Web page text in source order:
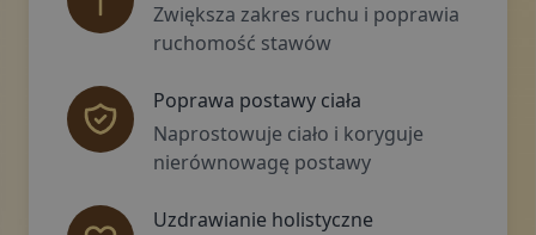
Zwiększa zakres ruchu i poprawia
ruchomość stawów
Poprawa postawy ciała
Naprostowuje ciało i koryguje
nierównowagę postawy
Uzdrawianie holistyczne